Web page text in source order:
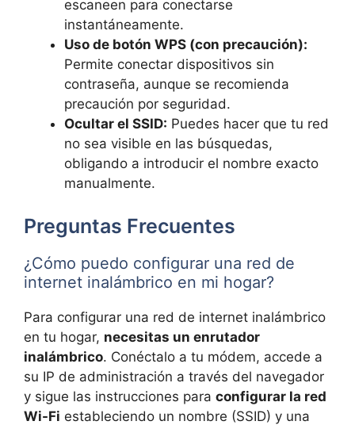
escaneen para conectarse
instantáneamente.
Uso de botón WPS (con precaución):
Permite conectar dispositivos sin
contraseña, aunque se recomienda
precaución por seguridad.
Ocultar el SSID: Puedes hacer que tu red
no sea visible en las búsquedas,
obligando a introducir el nombre exacto
manualmente.
Preguntas Frecuentes
¿Cómo puedo configurar una red de
internet inalámbrico en mi hogar?
Para configurar una red de internet inalámbrico
en tu hogar, necesitas un enrutador
inalámbrico. Conéctalo a tu módem, accede a
su IP de administración a través del navegador
y sigue las instrucciones para configurar la red
Wi-Fi estableciendo un nombre (SSID) y una